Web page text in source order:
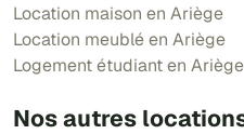
Location maison en Ariège
Location meublé en Ariège
Logement étudiant en Ariège
Nos autres